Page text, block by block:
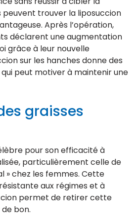
peuvent trouver la liposuccion
Après l’opération,
déclarent une augmentation
grâce à leur nouvelle
sur les hanches donne des
peut motiver à maintenir une
graisses
pour son efficacité à
particulièrement celle de
» chez les femmes. Cette
aux régimes et à
permet de retirer cette
bon.